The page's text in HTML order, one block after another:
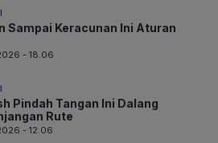
Sampai Keracunan Ini Aturan
- 18.06
Pindah Tangan Ini Dalang
Rute
- 12.06